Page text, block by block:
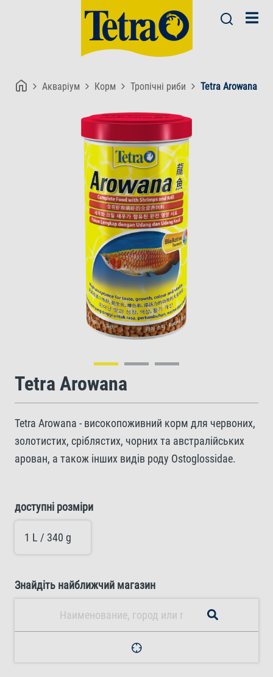
Акваріум Корм Тропічні риби Tetra Arowana
Tetra Arowana
Tetra Arowana - високопоживний корм для червоних,
золотистих, сріблястих, чорних та австралійських
арован, а також інших видів роду Ostoglossidae.
доступні розміри
1 L / 340 g
Знайдіть найближчий магазин